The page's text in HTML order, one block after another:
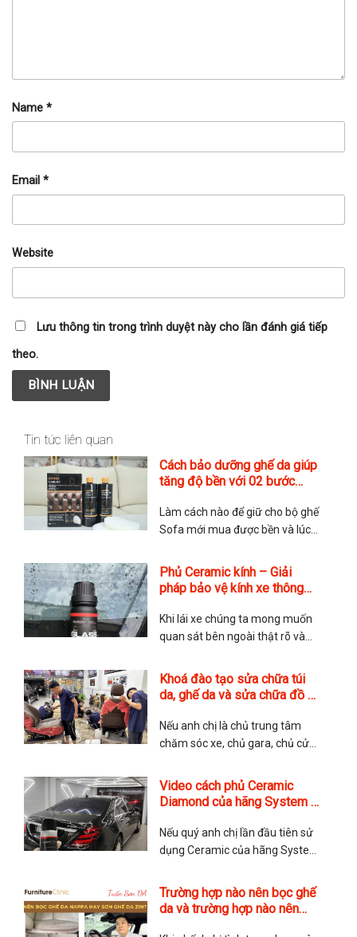
Name *
Email *
Website
Lưu thông tin trong trình duyệt này cho lần đánh giá tiếp
theo.
Tin tức liên quan
Cách bảo dưỡng ghế da giúp
tăng độ bền với 02 bước
Clinic
Làm cách nào để giữ cho bộ ghế
Sofa mới mua được bền và lúc
rất nhiều quý anh chị khi tìm đến
với TMA Store. Các chăm sóc
Thực tế thì rất đơn giản nhưng
Phủ Ceramic kính – Giải
pháp bảo vệ kính xe thông
Khi lái xe chúng ta mong muốn
quan sát bên ngoài thật rõ và
quyết định bởi lớp kính của xe,
nếu kính ố mờ, dễ bị xước thì
thẩm mỹ mà còn cả tính an toàn
của
Khoá đào tạo sửa chữa túi
da, ghế da và sửa chữa đồ da
Nếu anh chị là chủ trung tâm
chăm sóc xe, chủ gara, chủ cửa
thêm dịch vụ sửa chữa nội thất,
sửa chữa ghế da hoặc sửa chữa
vụ. Hay những anh chị yêu thích
Video cách phủ Ceramic
Diamond của hãng System X
Nếu quý anh chị lần đầu tiên sử
dụng Ceramic của hãng System
phủ Ceramic này. TMA Store
hướng dẫn chi tiết cách phủ
Trường hợp nào nên bọc ghế
da và trường hợp nào nên